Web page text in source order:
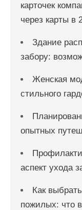
карточек
через карты в
Здание
забору:
Женская
стильного
опытных
аспект ухода
Как
пожилых: что